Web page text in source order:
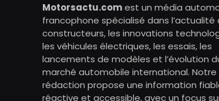
Motorsactu.comest un média
francophone spécialisé dans l’actualité
constructeurs, les innovations
les véhicules électriques, les essais, les
lancements de modèles et l’évolution
marché automobile international. Notre
rédaction propose une information
réactive et accessible, avec un focus